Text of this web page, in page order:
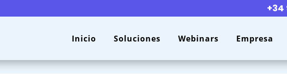
+34
Inicio Soluciones Webinars Empresa